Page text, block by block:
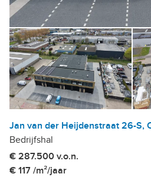
Jan van der Heijdenstraat 26-S,
Bedrijfshal
€ 287.500 v.o.n.
€ 117 /m²/jaar